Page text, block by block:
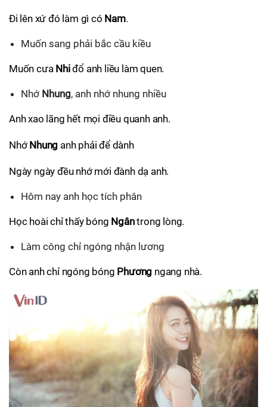
Đi lên xứ đó làm gì có Nam.
Muốn sang phải bắc cầu kiều
Muốn cưa Nhiđổ anh liều làm quen.
Nhớ Nhung, anh nhớ nhung nhiều
Anh xao lãng hết mọi điều quanh anh.
Nhớ Nhung anh phải để dành
Ngày ngày đều nhớ mới đành dạ anh.
Hôm nay anh học tích phân
Học hoài chỉ thấy bóng Ngântrong lòng.
Làm công chỉ ngóng nhận lương
Còn anh chỉ ngóng bóng Phương ngang nhà.